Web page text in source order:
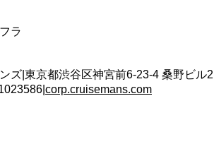
ラ
ズ 東京都渋谷区神宮前6-23-4 桑野ビル2
corp.cruisemans.com